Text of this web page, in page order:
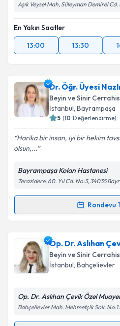
Aşık Veysel Mah, Süleyman Demirel Cd.
En Yakın Saatler
13:00
13:30
Dr. Öğr. Üyesi
Beyin ve Sinir
İstanbul, Bayrampaşa
5 (10 Değerlendirme)
Harika bir insan, iyi bir hekim
olsun,...
Bayrampaşa Kolan Hastanesi
Terazidere, 60. Yıl Cd. No:3, 34035
Randevu
Randevu Takvimi
Dr. Öğr. Üyesi Nazlı
takvimi talebi oluşturun.
almanız için bir takvim
bilgilendireceğiz.
E-posta Adresiniz
Op. Dr. Aslıhan
Beyin ve Sinir
İstanbul, Bahçelievler
Op. Dr. Aslıhan Çevik Özel
Bahçelievler Mah. Mehmetçik Sok. No:1